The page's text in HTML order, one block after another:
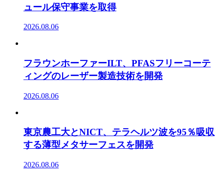
ュール保守事業を取得
2026.08.06
フラウンホーファーILT、PFASフリーコーテ
ィングのレーザー製造技術を開発
2026.08.06
東京農工大とNICT、テラヘルツ波を95％吸収
する薄型メタサーフェスを開発
2026.08.06